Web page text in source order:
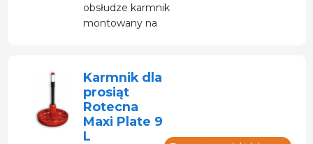
obsłudze karmnik
montowany na
obszarze
porodowym.
Karmnik dla
prosiąt
Rotecna
Maxi Plate 9
L